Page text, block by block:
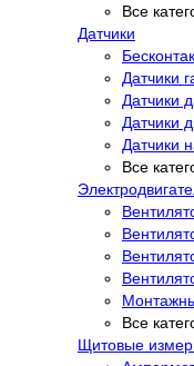
Все
Датчики
Датчики
Датчики
Датчики
Датчики
Все
Все
Щитовые